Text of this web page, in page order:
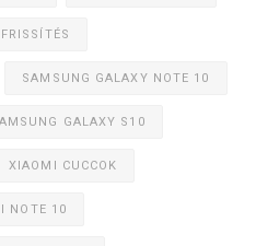
SAMSUNG GALAXY NOTE 10
GALAXY S10
XIAOMI CUCCOK
NOTE 10